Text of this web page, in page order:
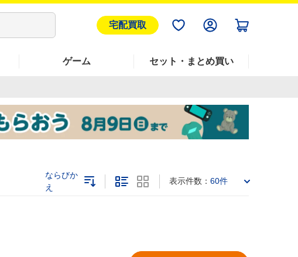
宅配買取
ゲーム セット・まとめ買い
ならびか
え
表示件数： 60件